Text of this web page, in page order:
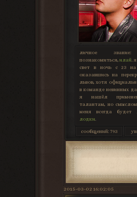
личное звание:
познакомиться,илай .
свет в ночь с 23 на
оказавшись на
львов, хотя
в команде невинных
я нашёл
талантам, но
меня всегда будет
лодки
сообщений:793
2015-03-02 16:02:05